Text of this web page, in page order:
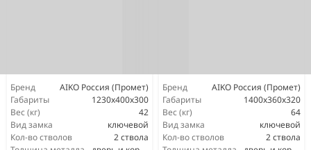
Бренд
AIKO Россия (Промет)
Габариты
1230x400x300
Вес (кг)
42
Вид замка
ключевой
Кол-во стволов
2 ствола
Бренд
AIKO Россия (Промет)
Габариты
1400x360x320
Вес (кг)
64
Вид замка
ключевой
Кол-во стволов
2 ствола